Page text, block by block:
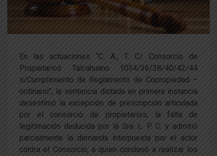
En las actuaciones “C. A., T. C/ Consorcio de
Propietarios Talcahuano 1034/36/38/40/42/44
s/Cumplimiento de Reglamento de Copropiedad –
ordinario”, la sentencia dictada en primera instancia
desestimó la excepción de prescripción articulada
por el consorcio de propietarios, la falta de
legitimación deducida por la Sra. L. P. C. y admitió
parcialmente la demanda interpuesta por el actor
contra el Consorcio, a quien condenó a realizar los